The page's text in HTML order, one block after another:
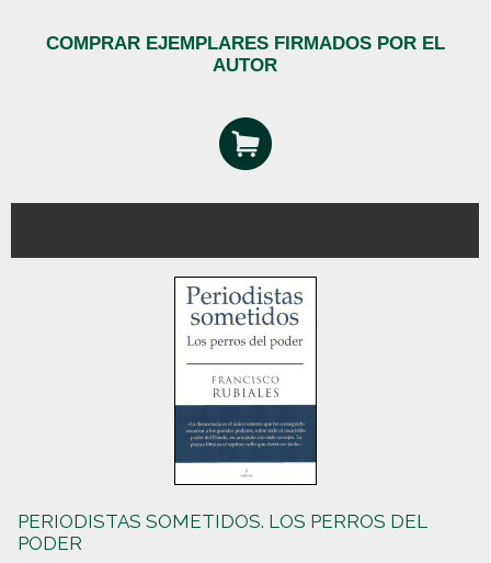
COMPRAR EJEMPLARES FIRMADOS POR EL
AUTOR
PERIODISTAS SOMETIDOS. LOS PERROS DEL
PODER